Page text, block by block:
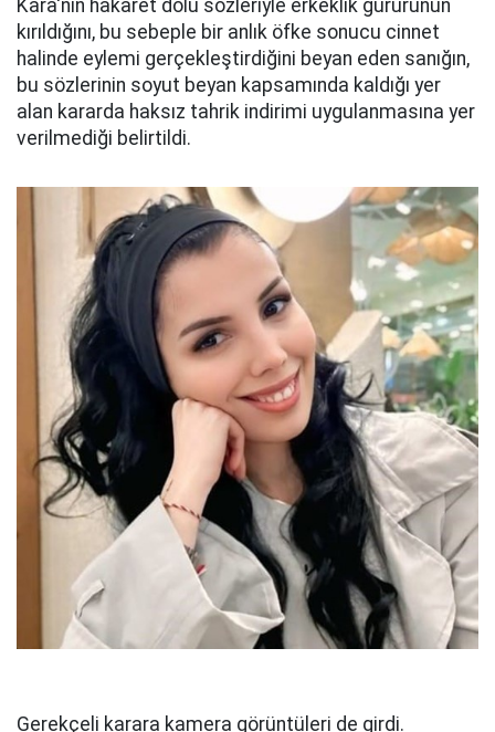
Kara'nın hakaret dolu sözleriyle erkeklik gururunun
kırıldığını, bu sebeple bir anlık öfke sonucu cinnet
halinde eylemi gerçekleştirdiğini beyan eden sanığın,
bu sözlerinin soyut beyan kapsamında kaldığı yer
alan kararda haksız tahrik indirimi uygulanmasına yer
verilmediği belirtildi.
Gerekçeli karara kamera görüntüleri de girdi.